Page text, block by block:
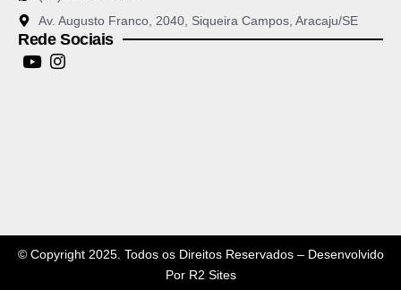
Av. Augusto Franco, 2040, Siqueira Campos, Aracaju/SE
Rede Sociais
© Copyright 2025. Todos os Direitos Reservados – Desenvolvido
Por R2 Sites